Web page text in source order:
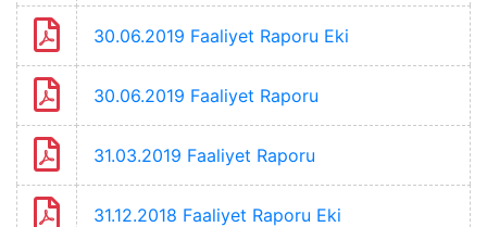
30.06.2019 Faaliyet Raporu Eki
30.06.2019 Faaliyet Raporu
31.03.2019 Faaliyet Raporu
31.12.2018 Faaliyet Raporu Eki